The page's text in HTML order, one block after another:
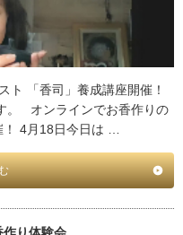
ト 「香司」養成講座開催！
。 オンラインでお香作りの
！ 4月18日今日は …